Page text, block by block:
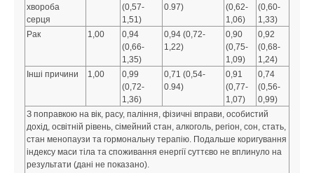
хвороба
серця
(0,57-
1,51)
0.97)
(0,62-
1,06)
(0,60-
1,33)
Рак
1,00
0,94
(0,66-
1,35)
0,94 (0,72-
1,22)
0,90
(0,75-
1,09)
0,92
(0,68-
1,24)
Інші причини
1,00
0,99
(0,72-
1,36)
0,71 (0,54-
0.94)
0,91
(0,77-
1,07)
0,74
(0,56-
0,99)
З поправкою на вік, расу, паління, фізичні вправи, особистий
дохід, освітній рівень, сімейний стан, алкоголь, регіон, сон, стать,
стан менопаузи та гормональну терапію. Подальше коригування
індексу маси тіла та споживання енергії суттєво не вплинуло на
результати (дані не показано).
Автори Партнерство Про сайт
Copyright ©2017-2026Веганство та здоров'я